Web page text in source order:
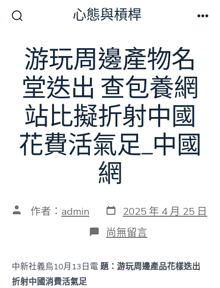
切
換
開
關
心態與槓桿
游玩周邊產物名
堂迭出 查包養網
站比擬折射中國
花費活氣足_中國
網
文 作者： admin 發
表
日
期
2025 年 4 月 25 日
在
〈游
周
邊
尚無留言
中新社義烏10月13日電題：游玩周邊產品花樣迭出
折射中國消費活氣足